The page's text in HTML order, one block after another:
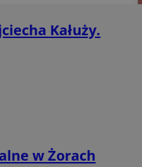
Kałuży.
w Żorach